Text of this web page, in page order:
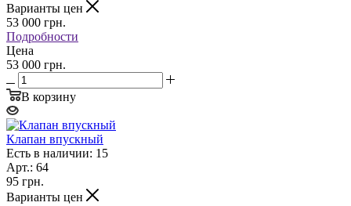
Варианты цен
53 000 грн.
Подробности
Цена
53 000 грн.
В корзину
Клапан впускный
Есть в наличии: 15
Арт.: 64
95 грн.
Варианты цен